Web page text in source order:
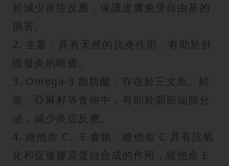
於減少炎症反應，保護皮膚免受自由基的
損害。
2. 生薑：具有天然的抗炎作用，有助於舒
緩發炎的暗瘡。
3. Omega-3 脂肪酸：存在於三文魚、鯖
魚、亞麻籽等食物中，有助於調節油脂分
泌，減少炎症反應。
4. 維他命 C、E 食物：維他命 C 具有抗氧
化和促進膠原蛋白合成的作用，維他命 E